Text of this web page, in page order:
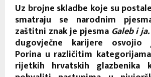
Uz brojne skladbe koje su
smatraju se narodnim
zaštitni znak je pjesma Galeb i ja.
dugovječne karijere
Porina u različitim
rijetkih hrvatskih glazbenika